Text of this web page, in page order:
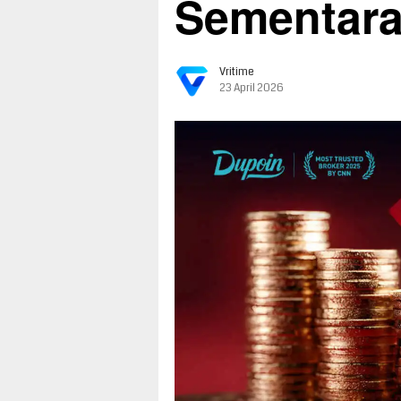
Vritime
23 April 2026